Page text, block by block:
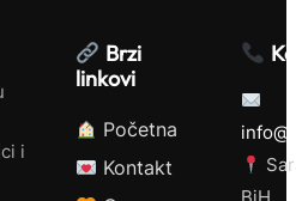
i
Brzi
linkovi
Početna
Kontakt